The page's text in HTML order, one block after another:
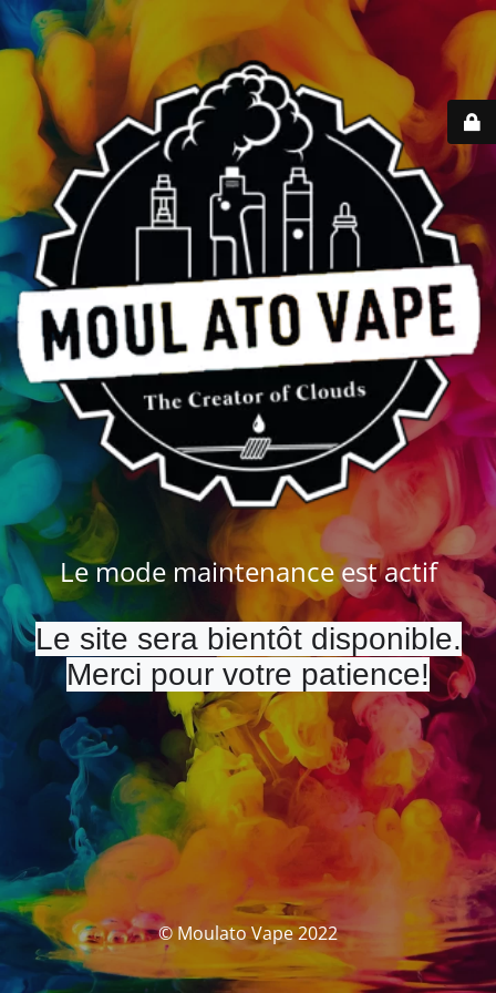
Le mode maintenance est actif
Le site sera bientôt disponible.
Merci pour votre patience!
© Moulato Vape 2022